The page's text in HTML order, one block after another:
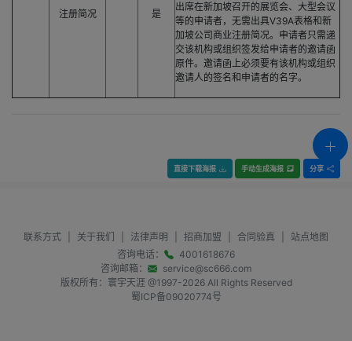
注册简况 是
出席在新加坡召开的展览会、大型会议
等的申请者，无需出具V39A表格和新
加坡公司商业注册简况。申请者只需递
交该机构或组织签发给申请者的邀请函
原件。邀请函上必须要有该机构或组织
邀请人的签名和申请者的名字。
直接下载海报 手动生成海报 分享
联系方式 关于我们 法律声明 招商加盟 合同验真
站点地图
咨询电话：
4001618676
咨询邮箱：
service@sc666.com
版权所有：寰宇天涯 @1997-2026All Rights Reserved
蜀ICP备09020774号